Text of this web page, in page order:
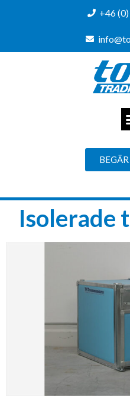
+46
Isolerade